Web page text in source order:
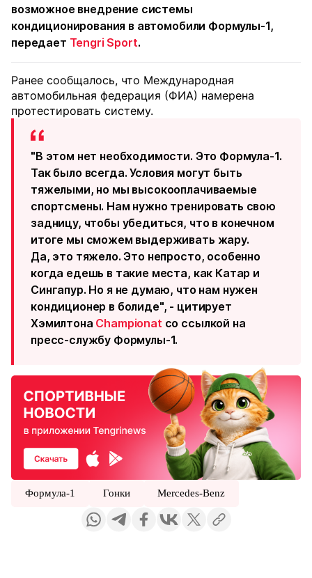
возможное внедрение системы
кондиционирования в автомобили Формулы-1,
передает Tengri Sport.
Ранее сообщалось, что Международная
автомобильная федерация (ФИА) намерена
протестировать систему.
"В этом нет необходимости. Это Формула-1.
Так было всегда. Условия могут быть
тяжелыми, но мы высокооплачиваемые
спортсмены. Нам нужно тренировать свою
задницу, чтобы убедиться, что в конечном
итоге мы сможем выдерживать жару.
Да, это тяжело. Это непросто, особенно
когда едешь в такие места, как Катар и
Сингапур. Но я не думаю, что нам нужен
кондиционер в болиде", - цитирует
Хэмилтона Championat со ссылкой на
пресс-службу Формулы-1.
Формула-1 Гонки Mercedes-Benz